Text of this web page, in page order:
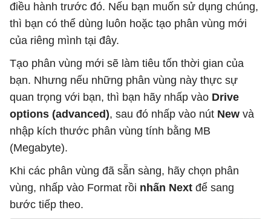
điều hành trước đó. Nếu bạn muốn sử dụng chúng,
thì bạn có thể dùng luôn hoặc tạo phân vùng mới
của riêng mình tại đây.
Tạo phân vùng mới sẽ làm tiêu tốn thời gian của
bạn. Nhưng nếu những phân vùng này thực sự
quan trọng với bạn, thì bạn hãy nhấp vào Drive
options (advanced), sau đó nhấp vào nút New và
nhập kích thước phân vùng tính bằng MB
(Megabyte).
Khi các phân vùng đã sẵn sàng, hãy chọn phân
vùng, nhấp vào Format rồi nhấn Next để sang
bước tiếp theo.